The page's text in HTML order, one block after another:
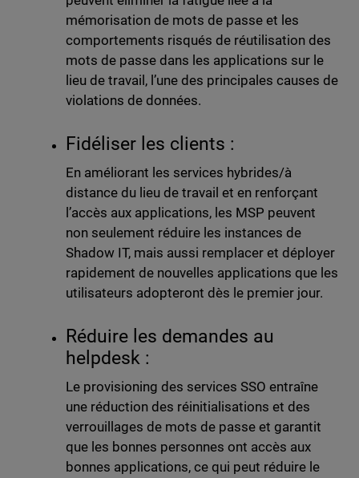
mémorisation de mots de passe et les
comportements risqués de réutilisation des
mots de passe dans les applications sur le
lieu de travail, l’une des principales causes de
violations de données.
Fidéliser les clients :
En améliorant les services hybrides/à
distance du lieu de travail et en renforçant
l’accès aux applications, les MSP peuvent
non seulement réduire les instances de
Shadow IT, mais aussi remplacer et déployer
rapidement de nouvelles applications que les
utilisateurs adopteront dès le premier jour.
Réduire les demandes au
helpdesk :
Le provisioning des services SSO entraîne
une réduction des réinitialisations et des
verrouillages de mots de passe et garantit
que les bonnes personnes ont accès aux
bonnes applications, ce qui peut réduire le